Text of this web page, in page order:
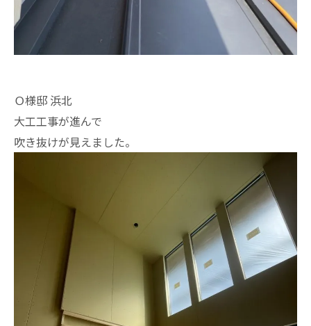
Ｏ様邸 浜北
大工工事が進んで
吹き抜けが見えました。